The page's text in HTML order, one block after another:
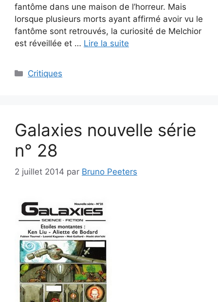
fantôme dans une maison de l’horreur. Mais
lorsque plusieurs morts ayant affirmé avoir vu le
fantôme sont retrouvés, la curiosité de Melchior
est réveillée et … Lire la suite
Critiques
Galaxies nouvelle série
n° 28
2 juillet 2014 par Bruno Peeters